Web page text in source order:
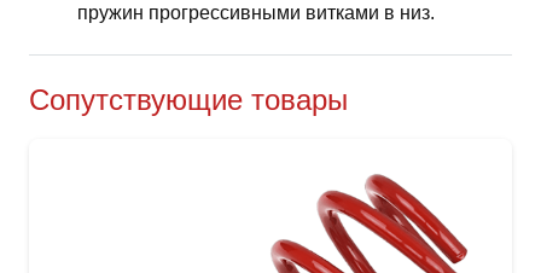
пружин прогрессивными витками в низ.
Сопутствующие товары